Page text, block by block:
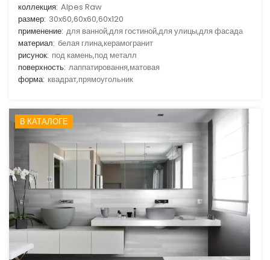
коллекция: Alpes Raw
размер: 30x60,60x60,60x120
применение: для ванной,для гостиной,для улицы,для фасада
материал: белая глина,керамогранит
рисунок: под камень,под металл
поверхность: лаппатировання,матовая
форма: квадрат,прямоугольник
В КАТАЛОГЕ